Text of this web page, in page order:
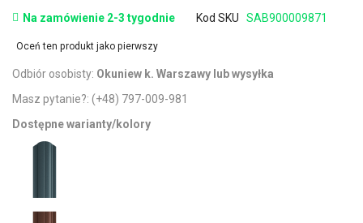
Na zamówienie 2-3 tygodnie Kod SKU SAB900009871
Oceń ten produkt jako pierwszy
Odbiór osobisty: Okuniew k. Warszawy lub wysyłka
Masz pytanie?: (+48) 797-009-981
Dostępne warianty/kolory